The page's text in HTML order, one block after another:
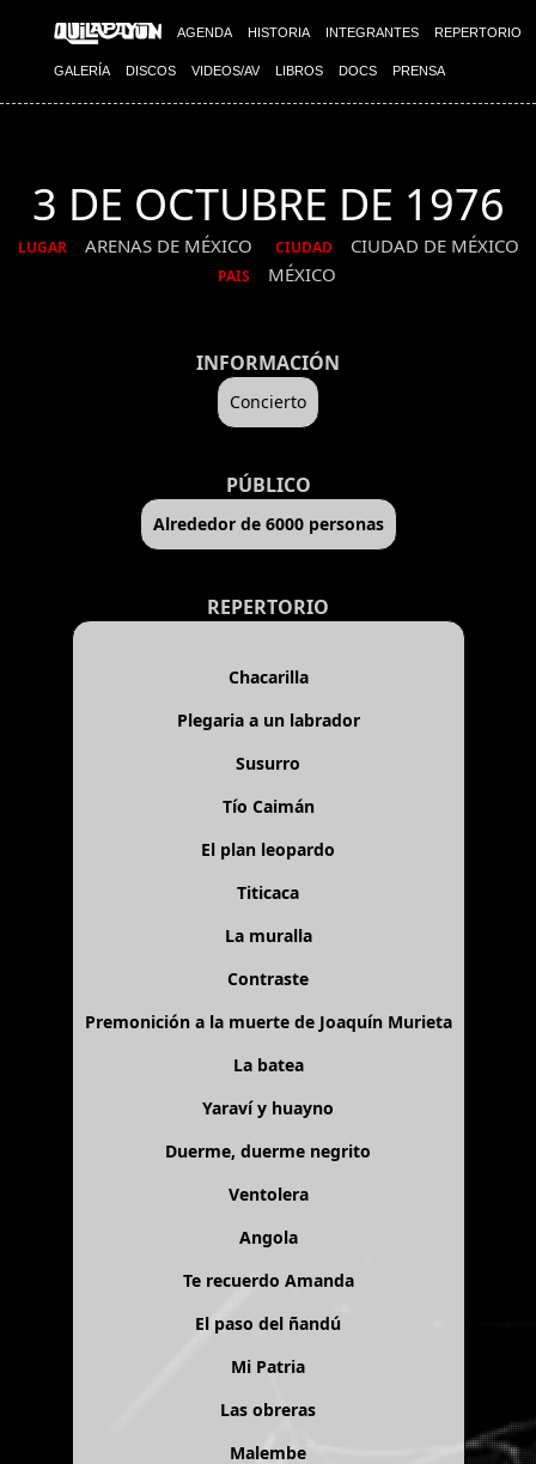
AGENDA HISTORIA INTEGRANTES REPERTORIO
GALERÍA DISCOS VIDEOS/AV LIBROS DOCS PRENSA
3 DE OCTUBRE DE 1976
LUGAR ARENAS DE MÉXICO CIUDAD CIUDAD DE MÉXICO
PAIS MÉXICO
INFORMACIÓN
Concierto
PÚBLICO
Alrededor de 6000 personas
REPERTORIO
Chacarilla
Plegaria a un labrador
Susurro
Tío Caimán
El plan leopardo
Titicaca
La muralla
Contraste
Premonición a la muerte de Joaquín Murieta
La batea
Yaraví y huayno
Duerme, duerme negrito
Ventolera
Angola
Te recuerdo Amanda
El paso del ñandú
Mi Patria
Las obreras
Malembe